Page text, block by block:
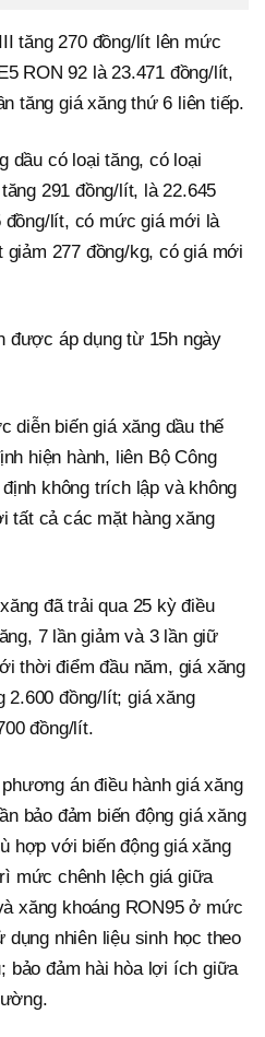
tăng 270 đồng/lít lên mức
RON 92 là 23.471 đồng/lít,
tăng giá xăng thứ 6 liên tiếp.
dầu có loại tăng, có loại
291 đồng/lít, là 22.645
đồng/lít, có mức giá mới là
giảm 277 đồng/kg, có giá mới
được áp dụng từ 15h ngày
diễn biến giá xăng dầu thế
hiện hành, liên Bộ Công
không trích lập và không
tất cả các mặt hàng xăng
đã trải qua 25 kỳ điều
7 lần giảm và 3 lần giữ
thời điểm đầu năm, giá xăng
2.600 đồng/lít; giá xăng
đồng/lít.
án điều hành giá xăng
bảo đảm biến động giá xăng
hợp với biến động giá xăng
mức chênh lệch giá giữa
xăng khoáng RON95 ở mức
nhiên liệu sinh học theo
bảo đảm hài hòa lợi ích giữa